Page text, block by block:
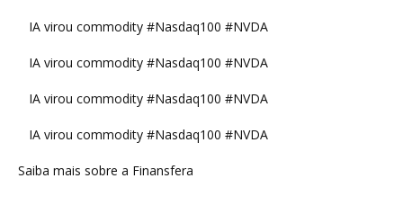
IA virou commodity #Nasdaq100 #NVDA
IA virou commodity #Nasdaq100 #NVDA
IA virou commodity #Nasdaq100 #NVDA
IA virou commodity #Nasdaq100 #NVDA
Saiba mais sobre a Finansfera